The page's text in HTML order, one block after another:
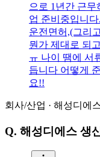
으로 1년간 근무
업 준비중입니
운전면허,(그리
뭔가 제대로 되
ㅠ 나이 땜에 서
듭니다 어떻게
요!!
회사/산업 · 해성디에
Q. 해성디에스 생